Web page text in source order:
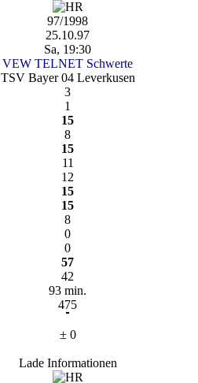
97/1998
25.10.97
Sa, 19:30
VEW TELNET Schwerte
TSV Bayer 04 Leverkusen
3
1
15
8
15
11
12
15
15
8
0
0
57
42
93 min.
475
± 0
Lade Informationen